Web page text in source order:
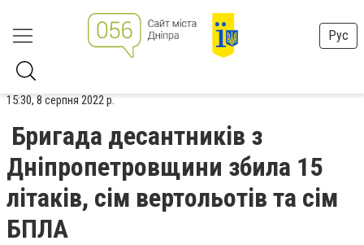
Рус
15:30, 8 серпня 2022 р.
Бригада десантників з
Дніпропетровщини збила 15
літаків, сім вертольотів та сім
БПЛА